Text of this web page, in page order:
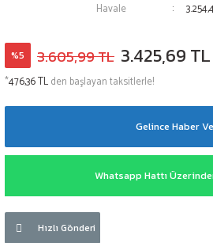
Havale
%5 3.605,99 TL 3.425,69 TL
*476,36 TLden başlayan taksitlerle!
Gelince Haber
Whatsapp Hattı
Hızlı Gönderi